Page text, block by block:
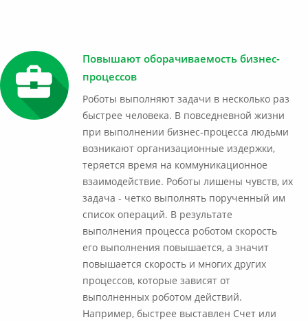
Повышают оборачиваемость бизнес-
процессов
Роботы выполняют задачи в несколько раз
быстрее человека. В повседневной жизни
при выполнении бизнес-процесса людьми
возникают организационные издержки,
теряется время на коммуникационное
взаимодействие. Роботы лишены чувств, их
задача - четко выполнять порученный им
список операций. В результате
выполнения процесса роботом скорость
его выполнения повышается, а значит
повышается скорость и многих других
процессов, которые зависят от
выполненных роботом действий.
Например, быстрее выставлен Счет или